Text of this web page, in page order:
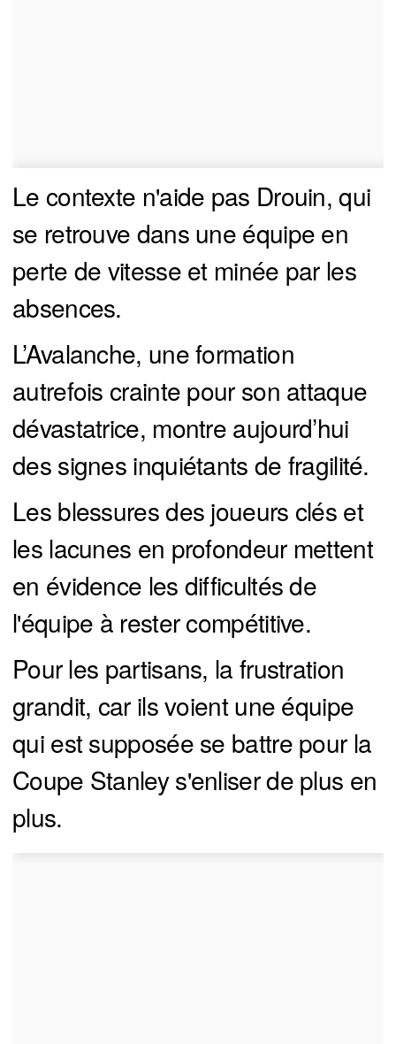
Le contexte n'aide pas Drouin, qui
se retrouve dans une équipe en
perte de vitesse et minée par les
absences.
L’Avalanche, une formation
autrefois crainte pour son attaque
dévastatrice, montre aujourd’hui
des signes inquiétants de fragilité.
Les blessures des joueurs clés et
les lacunes en profondeur mettent
en évidence les difficultés de
l'équipe à rester compétitive.
Pour les partisans, la frustration
grandit, car ils voient une équipe
qui est supposée se battre pour la
Coupe Stanley s'enliser de plus en
plus.